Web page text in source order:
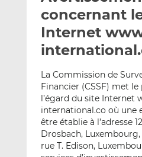
e
p
a
e
m
a
i
l
g
e
r
s
r
L
i
n
k
e
g
e
r
s
r
F
a
c
e
b
concernant
Internet
La Commission de
Financier (CSSF) met
l’égard du site Internet
international.co où une
être établie à l’adresse
Drosbach,
rue T. Edison,